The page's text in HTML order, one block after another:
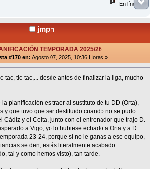
En línea
jmpn
TEMPORADA 2025/26
#170 en: Agosto 07, 2025, 10:36 Horas »
tac, tic-tac,... desde antes de finalizar la liga, mucho
planificación es traer al sustituto de tu DD (Orta),
y que tuvo que ser destituido cuando no se pudo
Cádiz y el Celta, junto con el entrenador que trajo D.
a Vigo, yo lo hubiese echado a Orta y a D.
23-24, porque si no le ganas a ese equipo,
se den, estás literalmente acabado
tal y como hemos visto), tan tarde.